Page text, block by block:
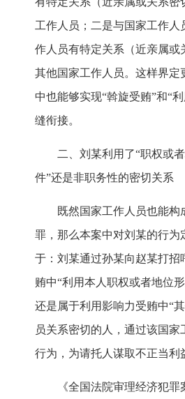
工作人员；二是与国家工作人
作人员有特定关系（近亲属或
其他国家工作人员。这样界定
中也能够实现“斡旋受贿”和“
缝衔接。
二、刘某利用了“职权或
件”还是非职务性的密切关系
既然国家工作人员也能构
罪，那么本案中对刘某的行为
于：刘某通过孙某向赵某打招
贿中“利用本人职权或者地位
还是属于利用影响力受贿中“
员关系密切的人，通过该国家
行为，为请托人谋取不正当利
《全国法院审理经济犯